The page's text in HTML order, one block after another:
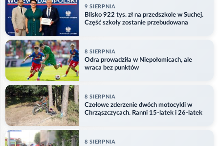
9 SIERPNIA
Blisko 922 tys. zł na przedszkole w Suchej.
Część szkoły zostanie przebudowana
8 SIERPNIA
Odra prowadziła w Niepołomicach, ale
wraca bez punktów
8 SIERPNIA
Czołowe zderzenie dwóch motocykli w
Chrząszczycach. Ranni 15-latek i 26-latek
8 SIERPNIA